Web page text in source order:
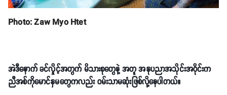
Photo: Zaw Myo Htet
အဲဒီနောက် ခင်လှိုင့်အတွက် မိသားစုတွေနဲ့ အတူ အနုပညာအသိုင်းအဝိုင်းက
ညီအစ်ကိုမောင်နှမတွေကလည်း ဝမ်းသာမဆုံးဖြစ်လို့နေပါတယ်။